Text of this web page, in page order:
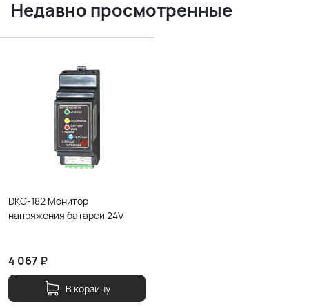
Недавно просмотренные
DKG-182 Монитор
напряжения батареи 24V
4 067 ₽
В корзину